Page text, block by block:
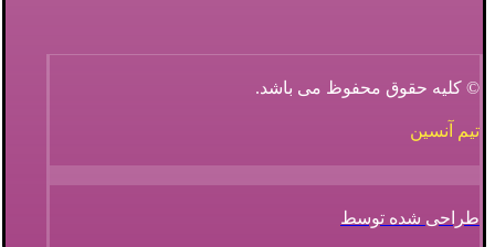
© کلیه حقوق محفوظ می باشد.
تیم آنسین
طراحی شده توسط